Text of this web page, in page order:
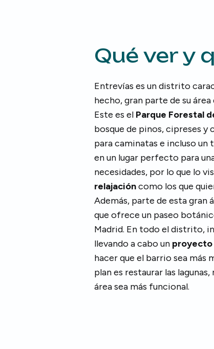
Qué ver y
Entrevías es un distrito
hecho, gran parte de su
Este es el Parque Forestal
bosque de pinos, cipreses y
para caminatas e incluso
en un lugar perfecto para
necesidades, por lo que lo
relajacióncomo los que
Además, parte de esta gran
que ofrece un paseo
Madrid. En todo el distrito,
llevando a cabo un proyecto
hacer que el barrio sea más
plan es restaurar las
área sea más funcional.